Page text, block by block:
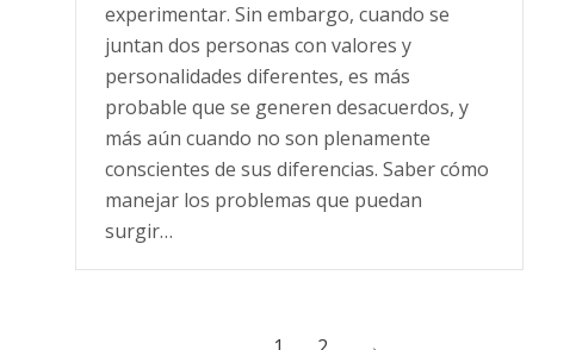
experimentar. Sin embargo, cuando se
juntan dos personas con valores y
personalidades diferentes, es más
probable que se generen desacuerdos, y
más aún cuando no son plenamente
conscientes de sus diferencias. Saber cómo
manejar los problemas que puedan
surgir…